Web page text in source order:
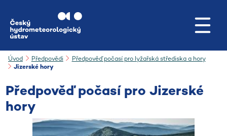
Úvod Předpovědi
Předpověď počasí pro lyžařská střediska a hory
Jizerské hory
Předpověď počasí proJizerské
hory